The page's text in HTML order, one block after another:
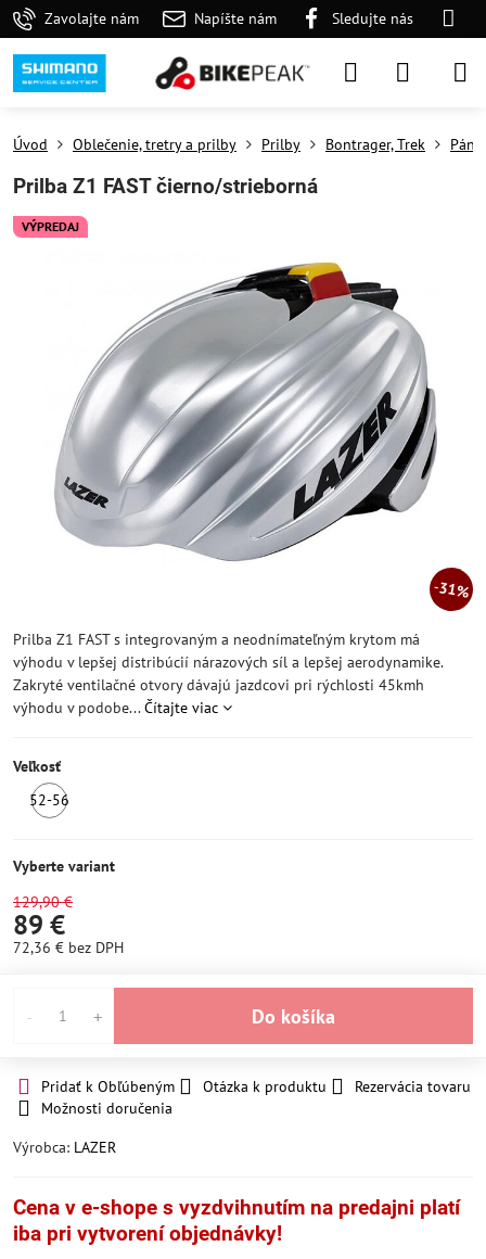
Zavolajte nám Napíšte nám Sledujte nás
VÝPREDAJ
31%
Úvod Oblečenie, tretry a prilby Prilby Bontrager, Trek
Prilba Z1 FAST čierno/strieborná
Prilba Z1 FAST s integrovaným a neodnímateľným krytom má
výhodu v lepšej distribúcií nárazových síl a lepšej aerodynamike.
Zakryté ventilačné otvory dávajú jazdcovi pri rýchlosti 45kmh
výhodu v podobe...Čítajte viac
Veľkosť
52-56
Vyberte variant
129,90 €
89 €
72,36 € bez DPH
Do košíka
Pridať k Obľúbeným Otázka k produktu
Rezervácia tovaru
Možnosti doručenia
Výrobca: LAZER
Cena v e-shope s vyzdvihnutím na predajni platí
iba pri vytvorení objednávky!